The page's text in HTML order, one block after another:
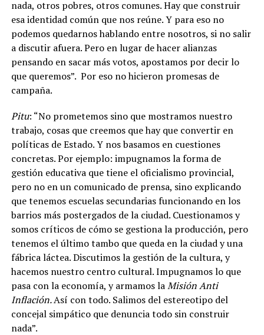
nada, otros pobres, otros comunes.Hay que construir
esa identidad común que nos reúne. Y para eso no
podemos quedarnos hablando entre nosotros, si no salir
a discutir afuera. Pero en lugar de hacer alianzas
pensando en sacar más votos, apostamos por decir lo
que queremos”. Por eso no hicieron promesas de
campaña.
Pitu: “No prometemos sino que mostramos nuestro
trabajo, cosas que creemos que hay que convertir en
políticas de Estado. Y nos basamos en cuestiones
concretas. Por ejemplo: impugnamos la forma de
gestión educativa que tiene el oficialismo provincial,
pero no en un comunicado de prensa, sino explicando
que tenemos escuelas secundarias funcionando en los
barrios más postergados de la ciudad. Cuestionamos y
somos críticos de cómo se gestiona la producción, pero
tenemos el último tambo que queda en la ciudad y una
fábrica láctea. Discutimos la gestión de la cultura, y
hacemos nuestro centro cultural. Impugnamos lo que
pasa con la economía, y armamos laMisión Anti
Inflación.Así con todo. Salimos del estereotipo del
concejal simpático que denuncia todo sin construir
nada”.